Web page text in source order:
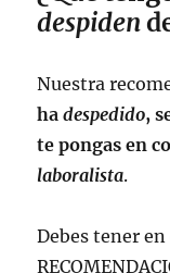
despiden
Nuestra
hadespedido,
te pongas en
laboralista.
Debes tener